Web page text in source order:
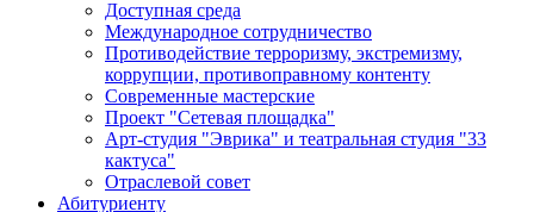
Доступная среда
Международное сотрудничество
Противодействие терроризму, экстремизму,
коррупции, противоправному контенту
Современные мастерские
Проект "Сетевая площадка"
Арт-студия "Эврика" и театральная студия "33
кактуса"
Отраслевой совет
Абитуриенту